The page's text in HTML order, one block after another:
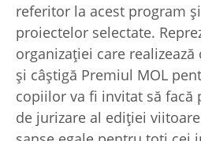
referitor la acest program
proiectelor selectate.
organizației care
și câștigă Premiul MOL
copiilor va fi invitat să facă
de jurizare al ediției